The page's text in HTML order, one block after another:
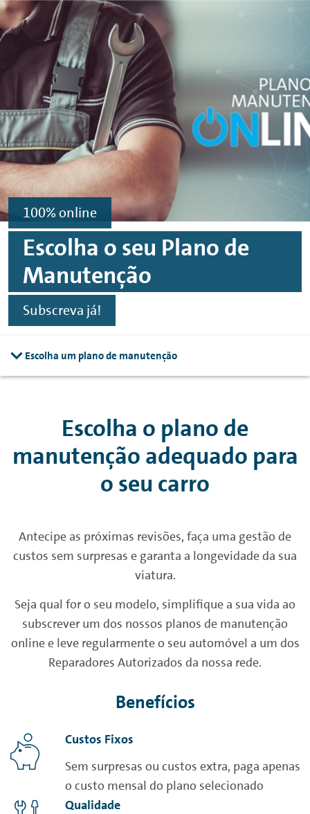
Navegar para conteúdo principal
Navegar para rodapé
100%online
Escolha o seu Plano de
Manutenção
Subscreva já!
Escolha um plano de manutenção
Escolha o plano de
manutenção adequado para
o seu carro
Antecipe as próximas revisões, faça uma gestão de
custos sem surpresas e garanta a longevidade da sua
viatura.
Seja qual for o seu modelo, simplifique a sua vida ao
subscrever um dos nossos planos de manutenção
onlinee leve regularmente o seu automóvel a um dos
Reparadores Autorizados da nossa rede.
Benefícios
Custos Fixos
Sem surpresas ou custos extra, paga apenas
o custo mensal do plano selecionado
Qualidade